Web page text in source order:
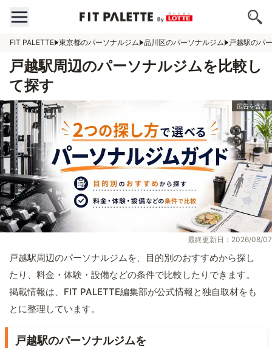
FIT PALETTE 東京都のパーソナルジム 品川区のパーソナルジム 戸越駅のパ
戸越駅周辺のパーソナルジムを比較し
て探す
最終更新日：2026/08/07
戸越駅周辺のパーソナルジムを、目的別のおすすめから探し
たり、料金・体験・設備などの条件で比較したりできます。
掲載情報は、FIT PALETTE編集部が公式情報と独自取材をも
とに整理しています。
戸越駅のパーソナルジムを